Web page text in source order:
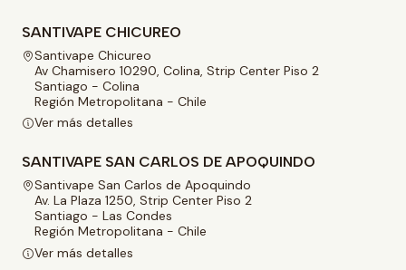
SANTIVAPE CHICUREO
Santivape Chicureo
Av Chamisero 10290, Colina, Strip Center Piso 2
Santiago - Colina
Región Metropolitana - Chile
Ver más detalles
SANTIVAPE SAN CARLOS DE APOQUINDO
Santivape San Carlos de Apoquindo
Av. La Plaza 1250, Strip Center Piso 2
Santiago - Las Condes
Región Metropolitana - Chile
Ver más detalles